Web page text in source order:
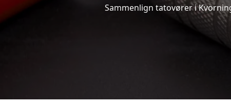
Sammenlign tatovører i